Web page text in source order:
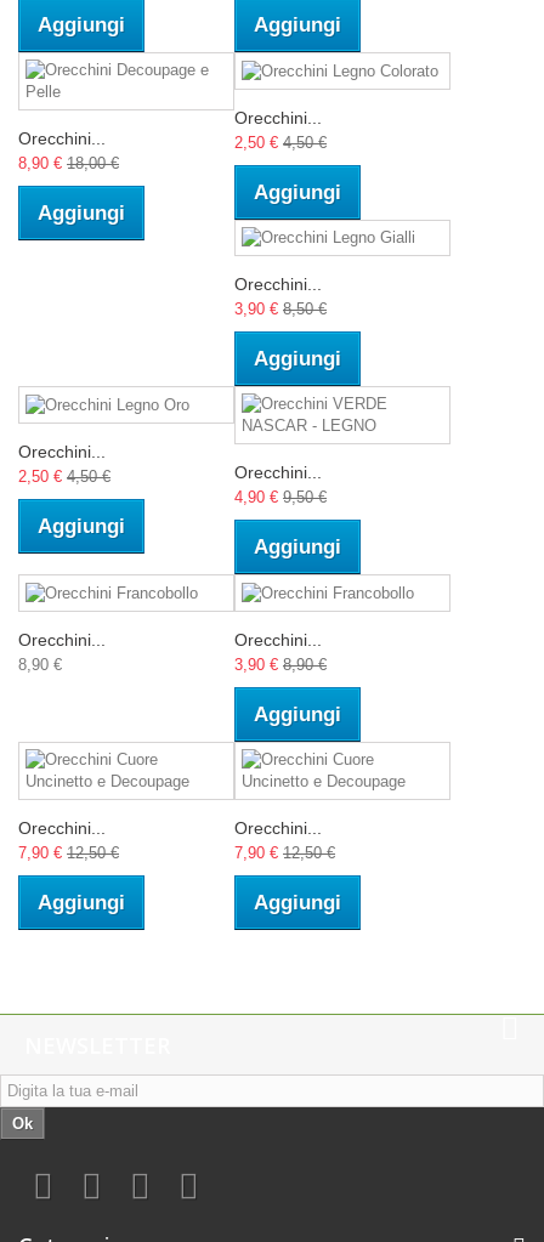
Aggiungi Aggiungi
Orecchini...
8,90 € 18,00 €
Aggiungi
Orecchini...
2,50 € 4,50 €
Aggiungi
Orecchini...
3,90 € 8,50 €
Aggiungi
Orecchini...
2,50 € 4,50 €
Aggiungi
Orecchini...
4,90 € 9,50 €
Aggiungi
Orecchini...
8,90 €
Orecchini...
3,90 € 8,90 €
Aggiungi
Orecchini...
7,90 € 12,50 €
Aggiungi
Orecchini...
7,90 € 12,50 €
Aggiungi
Ok